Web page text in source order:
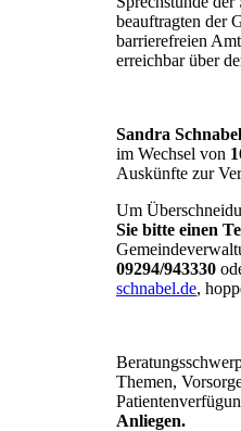
beauftragten der
barrierefreien
erreichbar über
Sandra
im Wechsel von
Auskünfte zur
Um
Sie bitte einen
09294/943330
schnabel.de,
Themen,
Anliegen.